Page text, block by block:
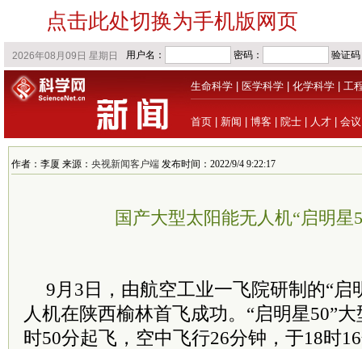
点击此处切换为手机版网页
生命科学 医学科学 化学科学 工
首页 新闻 博客 院士 人才 会议
作者：李厦 来源： 央视新闻客户端 发布时间：2022/9/4 9:22:17
国产大型太阳能无人机“启明星
9月3日，由航空工业一飞院研制的“启
人机在陕西榆林首飞成功。“启明星50”
时50分起飞，空中飞行26分钟，于18时